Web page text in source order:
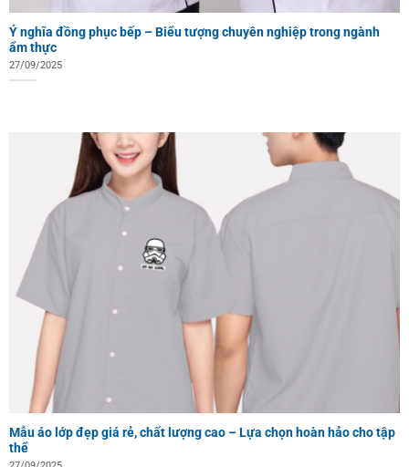
Ý nghĩa đồng phục bếp – Biểu tượng chuyên nghiệp trong ngành
ẩm thực
27/09/2025
Mẫu áo lớp đẹp giá rẻ, chất lượng cao – Lựa chọn hoàn hảo cho tập
thể